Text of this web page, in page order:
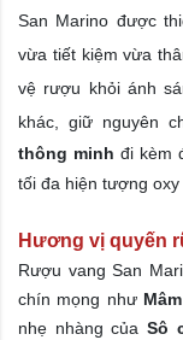
San Marino được
vừa tiết kiệm vừa
vệ rượu khỏi ánh
khác, giữ nguyên
thông minh đi kèm
tối đa hiện tượng oxy
Hương vị quyến
Rượu vang San
chín mọng như
nhẹ nhàng của Sô